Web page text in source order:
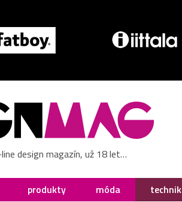
design magazín, už 18 let…
produkty móda